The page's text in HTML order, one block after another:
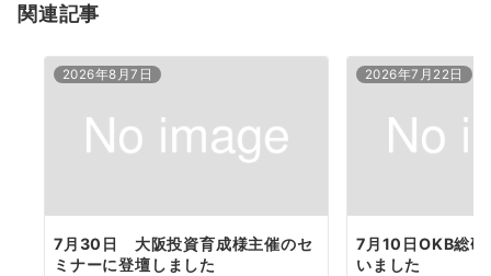
ン
関連記事
2026年8月7日
7月30日 大阪投資育成様主催のセ
ミナーに登壇しました
2026年7月22日
7月10日OKB総研
いました